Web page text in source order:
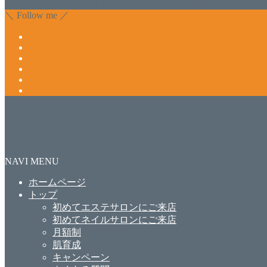
＼ Follow me ／
NAVI MENU
ホームページ
トップ
初めてエステサロンにご来店
初めてネイルサロンにご来店
月額制
肌育成
キャンペーン